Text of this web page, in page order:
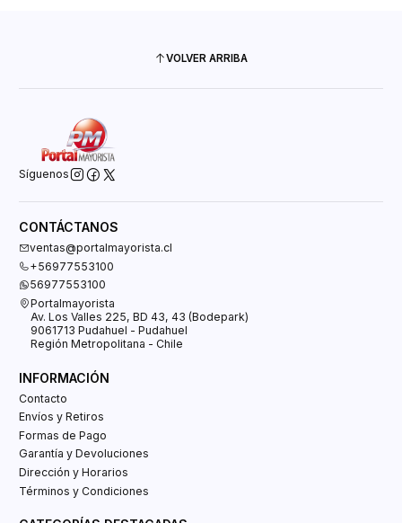
VOLVER ARRIBA
Síguenos
CONTÁCTANOS
ventas@portalmayorista.cl
+56977553100
56977553100
Portalmayorista
Av. Los Valles 225, BD 43, 43 (Bodepark)
9061713 Pudahuel - Pudahuel
Región Metropolitana - Chile
INFORMACIÓN
Contacto
Envíos y Retiros
Formas de Pago
Garantía y Devoluciones
Dirección y Horarios
Términos y Condiciones